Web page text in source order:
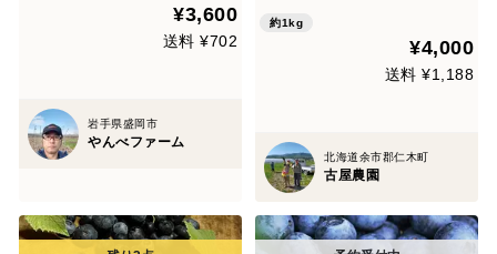
クス冷凍ブルーベリーです👍
¥3,600
送料 ¥702
岩手県盛岡市
やんべファーム
約1kg
¥4,000
送料 ¥1,188
北海道余市郡仁木町
古屋農園